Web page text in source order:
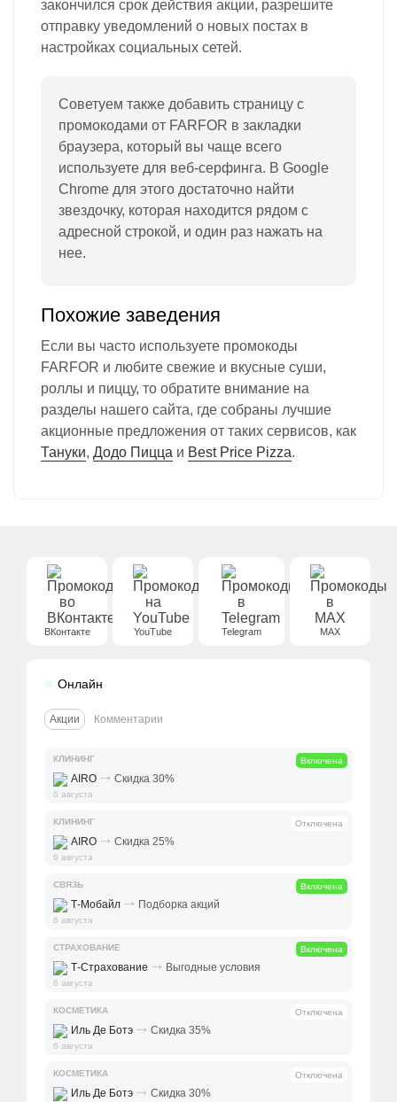
закончился срок действия акции, разрешите
отправку уведомлений о новых постах в
настройках социальных сетей.
Советуем также добавить страницу с
промокодами от FARFOR в закладки
браузера, который вы чаще всего
используете для веб-серфинга. В Google
Chrome для этого достаточно найти
звездочку, которая находится рядом с
адресной строкой, и один раз нажать на
нее.
Похожие заведения
Если вы часто используете промокоды
FARFOR и любите свежие и вкусные суши,
роллы и пиццу, то обратите внимание на
разделы нашего сайта, где собраны лучшие
акционные предложения от таких сервисов, как
Тануки, Додо Пицца и Best Price Pizza.
ВКонтакте YouTube Telegram MAX
Онлайн
Акции Комментарии
КЛИНИНГ Включена
AIRO ⤑ Скидка 30%
6 августа
КЛИНИНГ Отключена
AIRO ⤑ Скидка 25%
6 августа
СВЯЗЬ Включена
Т-Мобайл ⤑ Подборка акций
6 августа
СТРАХОВАНИЕ Включена
Т-Страхование ⤑ Выгодные условия
6 августа
КОСМЕТИКА Отключена
Иль Де Ботэ ⤑ Скидка 35%
6 августа
КОСМЕТИКА Отключена
Иль Де Ботэ ⤑ Скидка 30%